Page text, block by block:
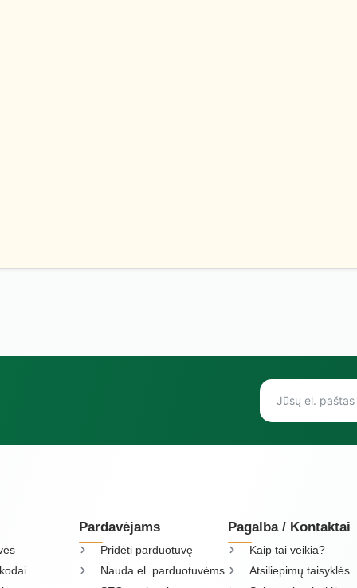
Pardavėjams
Pridėti parduotuvę
Nauda el. parduotuvėms
Pagalba / Kontaktai
Kaip tai veikia?
Atsiliepimų taisyklės